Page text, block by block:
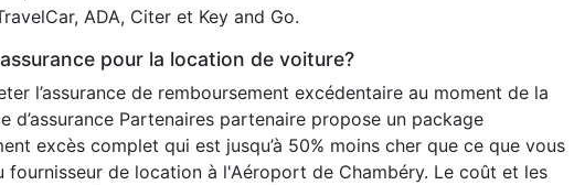
ADA, Citer et Key and Go.
pour la location de voiture?
l’assurance de remboursement excédentaire au moment de la
d’assurance Partenaires partenaire propose un package
excès complet qui est jusqu’à 50% moins cher que ce que vous
fournisseur de location à l'Aéroport de Chambéry. Le coût et les